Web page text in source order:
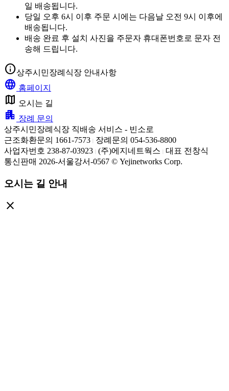
일 배송됩니다.
당일 오후 6시 이후 주문 시에는 다음날 오전 9시 이후에
배송됩니다.
배송 완료 후 설치 사진을 주문자 휴대폰번호로 문자 전
송해 드립니다.
info상주시민장례식장 안내사항
language 홈페이지
map 오시는 길
apartment 장례 문의
상주시민장례식장 직배송 서비스 - 빈소로
근조화환문의 1661-7573
장례문의 054-536-8800
사업자번호 238-87-03923 (주)에지네트웍스
대표 전창식
통신판매 2026-서울강서-0567 © Yejinetworks Corp.
오시는 길 안내
close